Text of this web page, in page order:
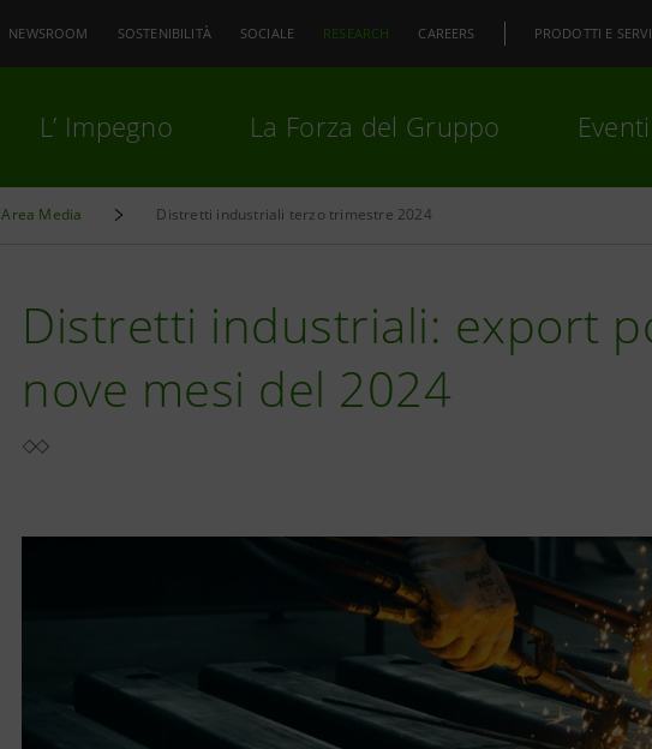
NEWSROOM SOSTENIBILITÀ SOCIALE RESEARCH CAREERS PRODOTTI E
L’ Impegno La Forza del Gruppo
Area Media Distretti industriali terzo trimestre 2024
Distretti industriali: export
nove mesi del 2024